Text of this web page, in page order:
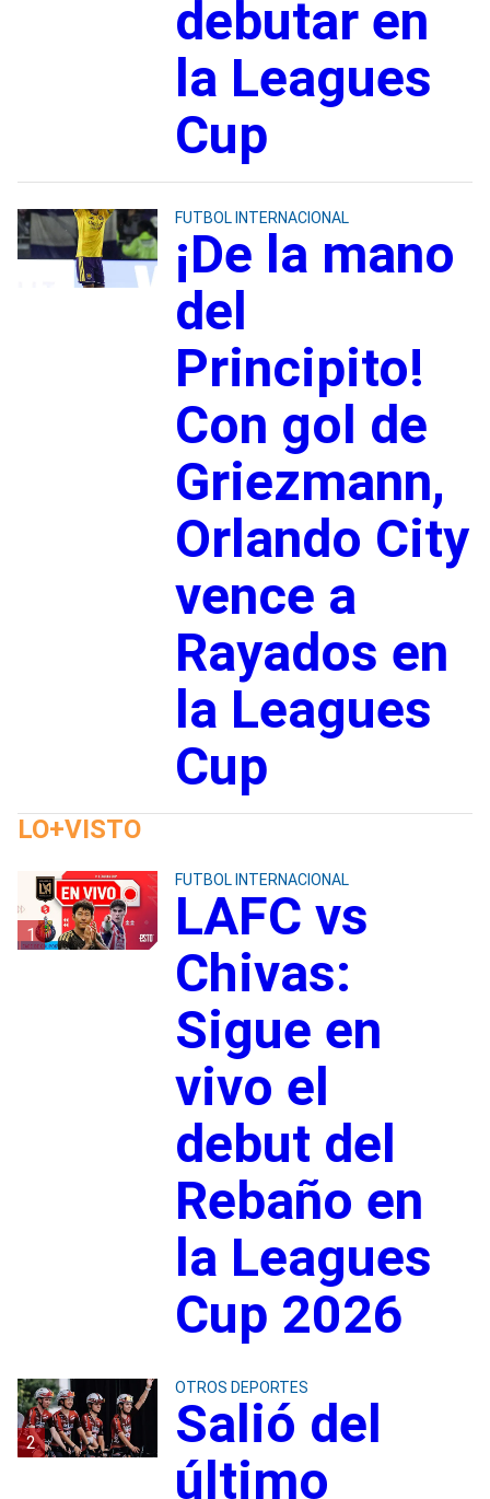
debutar en
la Leagues
Cup
FUTBOL INTERNACIONAL
¡De la mano
del
Principito!
Con gol de
Griezmann,
Orlando City
vence a
Rayados en
la Leagues
Cup
LO+VISTO
1
FUTBOL INTERNACIONAL
LAFC vs
Chivas:
Sigue en
vivo el
debut del
Rebaño en
la Leagues
Cup 2026
2
OTROS DEPORTES
Salió del
último